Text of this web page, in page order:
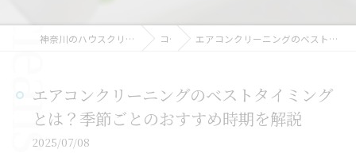
神奈川のハウスクリーニングなら優クリーンサービス コラム エアコンクリーニングのベストタイミングとは？季節ごとのおすすめ時期を解説
エアコンクリーニングのベストタイミング
とは？季節ごとのおすすめ時期を解説
2025/07/08